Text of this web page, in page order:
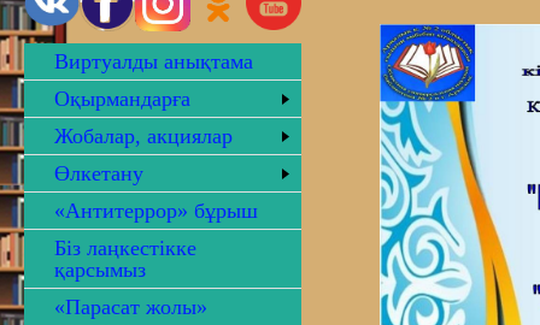
Виртуалды анықтама
Оқырмандарға
Жобалар, акциялар
Өлкетану
«Антитеррор» бұрыш
Біз лаңкестікке
қарсымыз
«Парасат жолы»